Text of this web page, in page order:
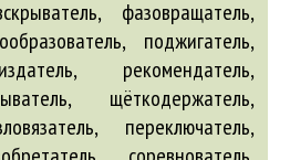
фазовращатель,
поджигатель,
рекомендатель,
щёткодержатель,
переключатель,